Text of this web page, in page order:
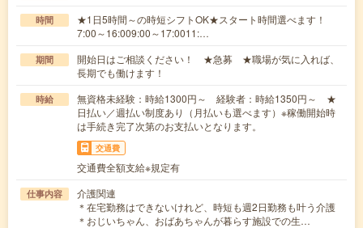
時間
★1日5時間～の時短シフトOK★スタート時間選べます！
7:00～16:009:00～17:0011:…
期間
開始日はご相談ください！ ★急募 ★職場が気に入れば、
長期でも働けます！
時給
無資格未経験：時給1300円～ 経験者：時給1350円～ ★
日払い／週払い制度あり（月払いも選べます）※稼働開始時
は手続き完了次第のお支払いとなります。
交通費
交通費全額支給※規定有
仕事内容
介護関連
＊在宅勤務はできないけれど、時短も週2日勤務も叶う介護
＊おじいちゃん、おばあちゃんが暮らす施設での生…